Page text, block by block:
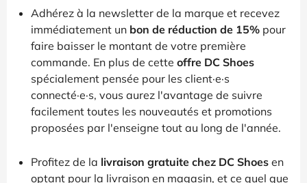
Adhérez à la newsletter de la marque et recevez
immédiatement un bon de réduction de 15% pour
faire baisser le montant de votre première
commande. En plus de cette offre DC Shoes
spécialement pensée pour les client·e·s
connecté·e·s, vous aurez l'avantage de suivre
facilement toutes les nouveautés et promotions
proposées par l'enseigne tout au long de l'année.
Profitez de la livraison gratuite chez DC Shoes en
optant pour la livraison en magasin, et ce quel que